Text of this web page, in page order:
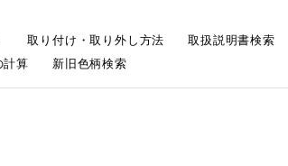
取り付け・取り外し方法 取扱説明書検索
計算 新旧色柄検索